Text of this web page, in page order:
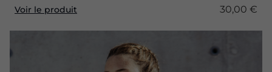
Voir le produit
30,00 €